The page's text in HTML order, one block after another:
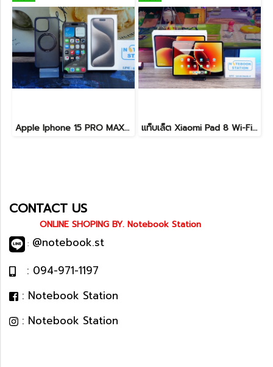
Apple Iphone 15 PRO MAX NATURAL TITANIUM 256GB สุขภาพแบต 87% อุปกรณ์ครบกล่อง ขายเพียง 11,990.- แท็บเล็ต Xiaomi Pad 8 Wi-Fi (8+128GB) Gray ขนาด 11.2นิ้ว เครื่องสวยอุปกรณ์ครบกล่อง รีเซ็ตคืนค่าให้พร้อมใช้งาน ราคาสุดคุ้มเพียง 8,990.- ประกันศูนย์ยาว1ปีกว่า
CONTACT US
ONLINE SHOPING BY. Notebook Station
: @notebook.st
: 094-971-1197
: Notebook Station
: Notebook Station